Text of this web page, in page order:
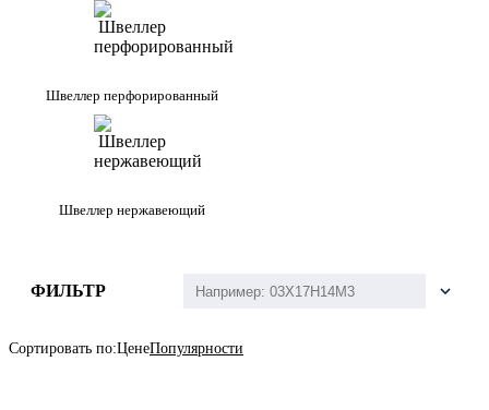
Швеллер перфорированный
Швеллер нержавеющий
ФИЛЬТР
Сортировать по:ЦенеПопулярности